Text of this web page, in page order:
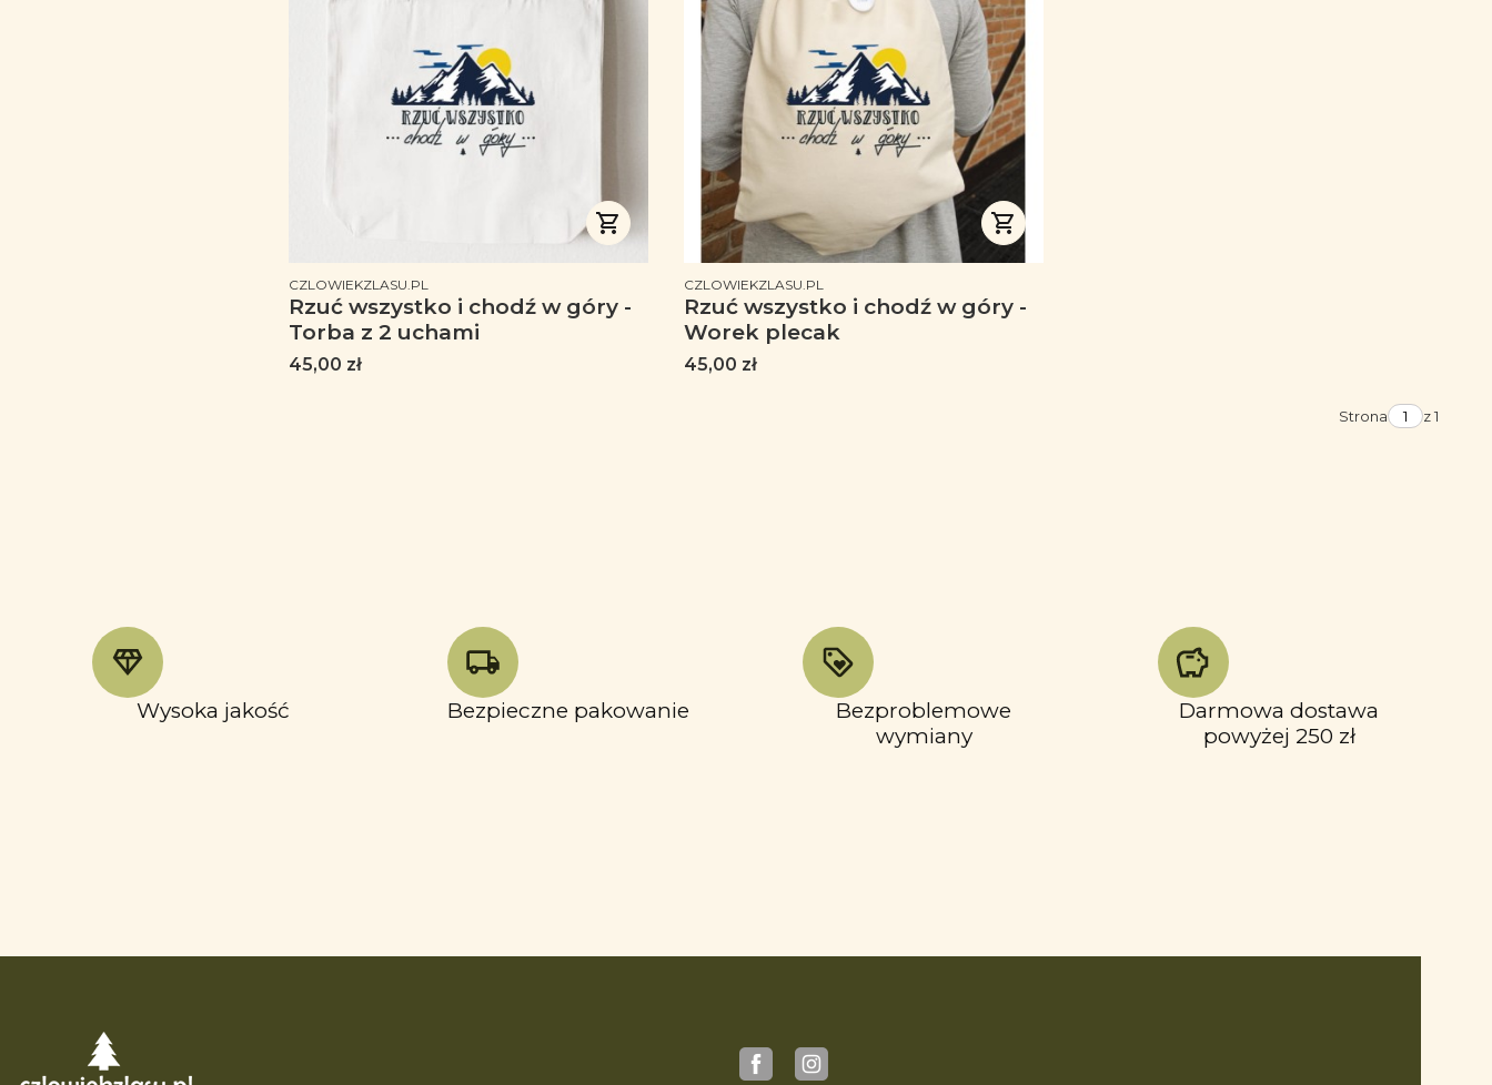
PRODUCENT
CZLOWIEKZLASU.PL
Rzuć wszystko i chodź w góry -
Torba z 2 uchami
Cena
45,00 zł
PRODUCENT
CZLOWIEKZLASU.PL
Rzuć wszystko i chodź w góry -
Worek plecak
Cena
45,00 zł
Strona z 1
Wysoka jakość Bezpieczne pakowanie
Bezproblemowe
wymiany
Darmowa dostawa
powyżej 250 zł